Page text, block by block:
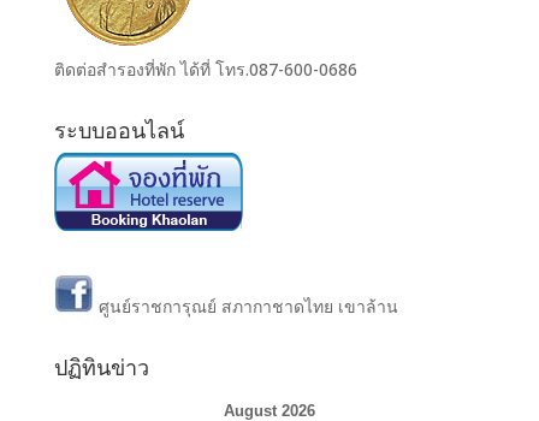
ติดต่อสำรองที่พัก ได้ที่ โทร.087-600-0686
ระบบออนไลน์
ศูนย์ราชการุณย์ สภากาชาดไทย เขาล้าน
ปฏิทินข่าว
August 2026